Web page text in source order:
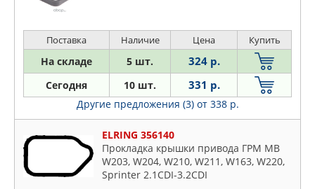
FIAT
IVECO
LONGHO
LYNXAUTO
MERCEDES
NISSAN
NSP
OSSCA
Поставка Наличие Цена Купить
На складе 5 шт. 324 р.
Сегодня 10 шт. 331 р.
Другие предложения (3) от 338 р.
ELRING 356140
Прокладка крышки привода ГРМ MB
W203, W204, W210, W211, W163, W220,
Sprinter 2.1CDI-3.2CDI